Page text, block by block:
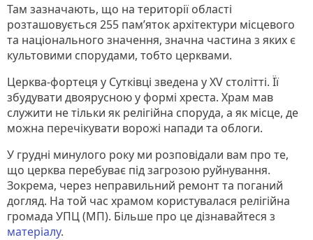
Там зазначають, що на території області
розташовується 255 пам’яток архітектури місцевого
та національного значення, значна частина з яких є
культовими спорудами, тобто церквами.
Церква-фортеця у Сутківці зведена у XV столітті. Її
збудувати двоярусною у формі хреста. Храм мав
служити не тільки як релігійна споруда, а як місце, де
можна перечікувати ворожі напади та облоги.
У грудні минулого року ми розповідали вам про те,
що церква перебуває під загрозою руйнування.
Зокрема, через неправильний ремонт та поганий
догляд. На той час храмом користувалася релігійна
громада УПЦ (МП). Більше про це дізнавайтеся з
матеріалу.